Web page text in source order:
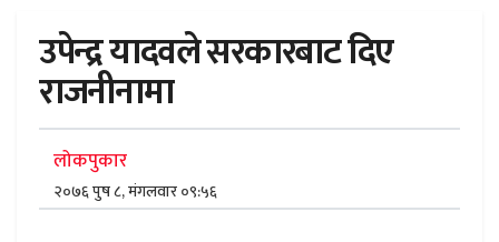
उपेन्द्र यादवले सरकारबाट दिए
राजनीनामा
लोकपुकार
२०७६ पुष ८, मंगलवार ०९:५६